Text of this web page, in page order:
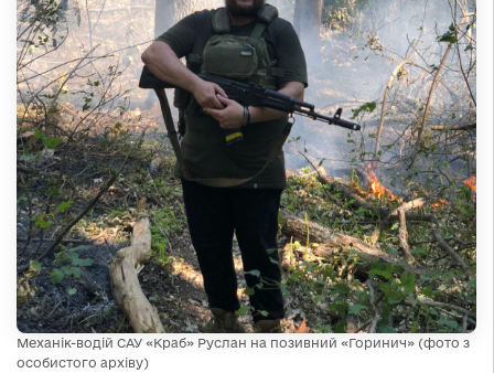
Механік-водій САУ «Краб» Руслан на позивний «Горинич» (фото з
особистого архіву)